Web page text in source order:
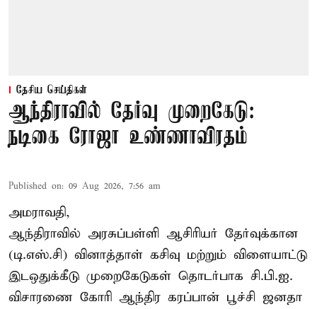
தேசிய செய்திகள்
ஆந்திராவில் தேர்வு முறைகேடு:
நடிகை ரோஜா உண்ணாவிரதம்
Published on: 09 Aug 2026, 7:56 am
அமராவதி,
ஆந்திராவில் அரசுப்பள்ளி ஆசிரியர் தேர்வுக்கான
(டி.எஸ்.சி) வினாத்தாள் கசிவு மற்றும் விளையாட்டு
இடஒதுக்கீடு முறைகேடுகள் தொடர்பாக சி.பி.ஐ.
விசாரணை கோரி ஆந்திர கரப்பான் பூச்சி ஜனதா